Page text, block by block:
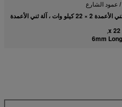
/ عمود الشارع
آلة ثني الأعمدة Schneider ، آلة ثني الأعمدة 2 × 22 كيلو وات ، آلة ثني الأعمدة
,
6mm